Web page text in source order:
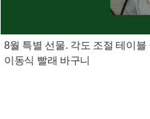
8월 특별 선물. 각도 조절 테이블
이동식 빨래 바구니